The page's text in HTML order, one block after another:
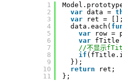
1
2
3
4
5
6
7
8
9
10
11
var data =
var
ret = [];
data.each(
var
row =
var fTitle
//不显示
if
});
return
ret;
};